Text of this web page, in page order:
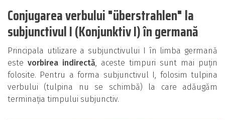
Conjugarea verbului "überstrahlen" la
subjunctivul I (Konjunktiv I) în germană
Principala utilizare a subjunctivului I în limba germană
este vorbirea indirectă, aceste timpuri sunt mai puțin
folosite. Pentru a forma subjunctivul I, folosim tulpina
verbului (tulpina nu se schimbă) la care adăugăm
terminația timpului subjunctiv.